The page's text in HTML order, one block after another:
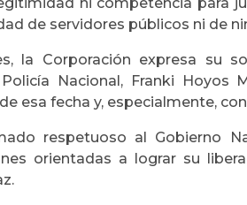
de servidores públicos ni de
la Corporación expresa su
Nacional, Franki Hoyos
esa fecha y, especialmente,
respetuoso al Gobierno
orientadas a lograr su